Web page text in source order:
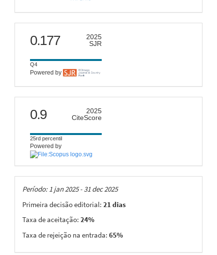
scimago
0.177
2025
SJR
Q4
Powered by
citescore
0.9
2025
CiteScore
25rd percentil
Powered by
Taxas
Período: 1 jan 2025 - 31 dec 2025
Primeira decisão editorial: 21 dias
Taxa de aceitação: 24%
Taxa de rejeição na entrada: 65%